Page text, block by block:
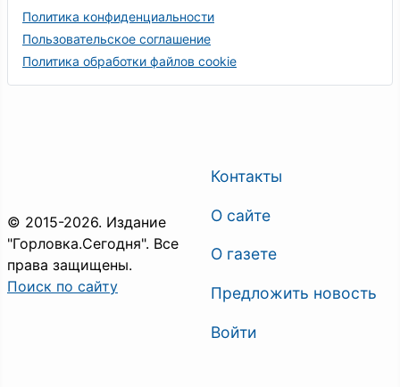
Политика конфиденциальности
Пользовательское соглашение
Политика обработки файлов cookie
© 2015-2026. Издание
"Горловка.Сегодня". Все
права защищены.
Поиск по сайту
Контакты
О сайте
О газете
Предложить новость
Войти